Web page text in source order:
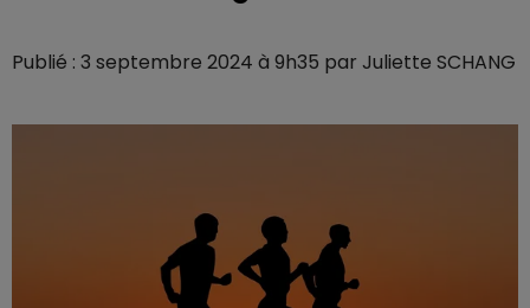
Publié : 3 septembre 2024 à 9h35 par Juliette SCHANG